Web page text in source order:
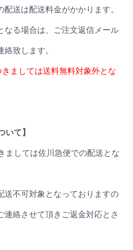
送は配送料金がかかります。
なる場合は、ご注文返信メール
致します。
ましては送料無料対象外とな
いて】
ましては佐川急便での配送とな
送不可対象となっておりますの
連絡させて頂きご返金対応とさ